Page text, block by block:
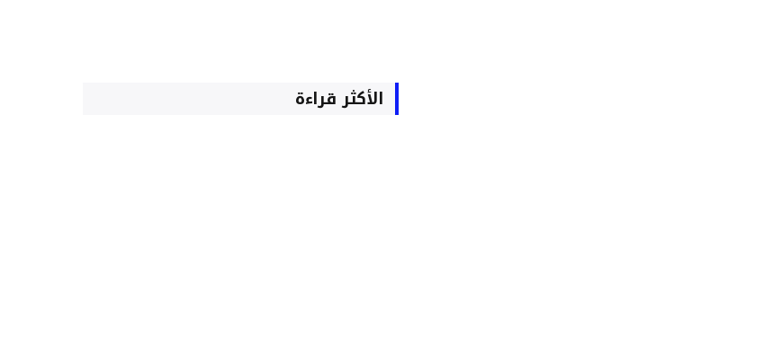
الأكثر قراءة